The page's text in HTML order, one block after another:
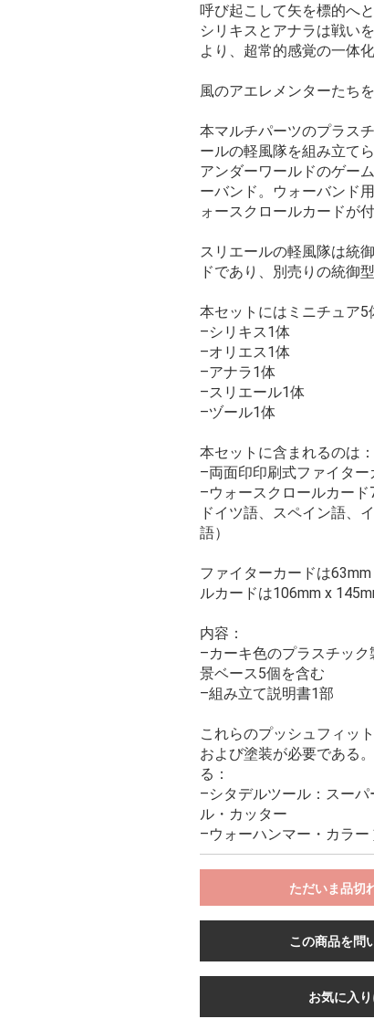
呼び起こして矢を標的へ
シリキスとアナラは戦い
より、超常的感覚の一体化
風のアエレメンターたち
本マルチパーツのプラス
ールの軽風隊を組み立て
アンダーワールドのゲー
ーバンド。ウォーバンド
ォースクロールカードが付
スリエールの軽風隊は統
ドであり、別売りの統御
本セットにはミニチュア5
–シリキス1体
–オリエス1体
–アナラ1体
–スリエール1体
–ヅール1体
本セットに含まれるのは：
–両面印印刷式ファイター
–ウォースクロールカード
ドイツ語、スペイン語、
語）
ファイターカードは
ルカードは106mm x
内容：
–カーキ色のプラスチッ
景ベース5個を含む
–組み立て説明書1部
これらのプッシュフィッ
および塗装が必要である
る：
–シタデルツール：スー
ル・カッター
–ウォーハンマー・カラー
ただいま品切
この商品を問
カートへ進む
お気に入